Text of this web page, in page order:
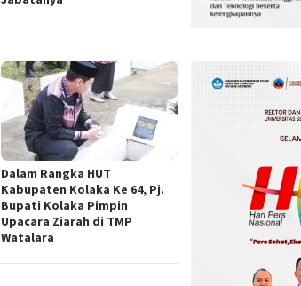
Dalam Rangka HUT
Kabupaten Kolaka Ke 64, Pj.
Bupati Kolaka Pimpin
Upacara Ziarah di TMP
Watalara